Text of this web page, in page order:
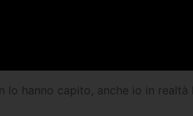
lo hanno capito, anche io in